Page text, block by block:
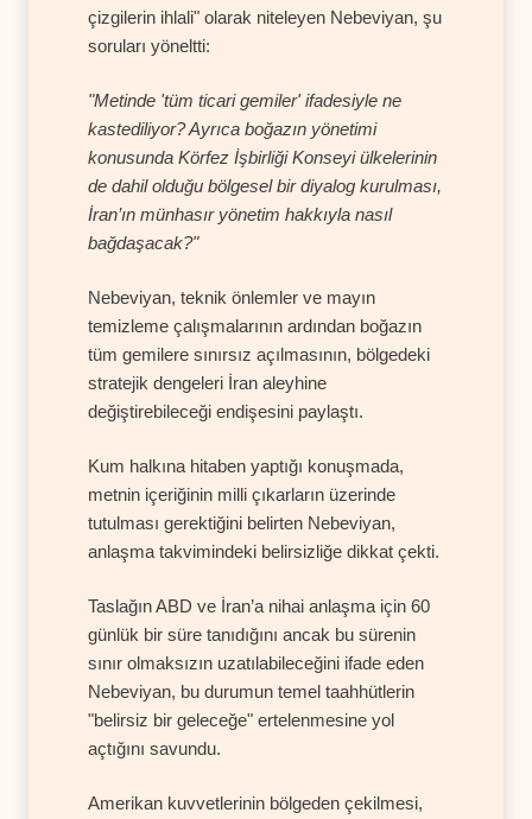
çizgilerin ihlali" olarak niteleyen Nebeviyan, şu
soruları yöneltti:
"Metinde 'tüm ticari gemiler' ifadesiyle ne
kastediliyor? Ayrıca boğazın yönetimi
konusunda Körfez İşbirliği Konseyi ülkelerinin
de dahil olduğu bölgesel bir diyalog kurulması,
İran’ın münhasır yönetim hakkıyla nasıl
bağdaşacak?"
Nebeviyan, teknik önlemler ve mayın
temizleme çalışmalarının ardından boğazın
tüm gemilere sınırsız açılmasının, bölgedeki
stratejik dengeleri İran aleyhine
değiştirebileceği endişesini paylaştı.
Kum halkına hitaben yaptığı konuşmada,
metnin içeriğinin milli çıkarların üzerinde
tutulması gerektiğini belirten Nebeviyan,
anlaşma takvimindeki belirsizliğe dikkat çekti.
Taslağın ABD ve İran’a nihai anlaşma için 60
günlük bir süre tanıdığını ancak bu sürenin
sınır olmaksızın uzatılabileceğini ifade eden
Nebeviyan, bu durumun temel taahhütlerin
"belirsiz bir geleceğe" ertelenmesine yol
açtığını savundu.
Amerikan kuvvetlerinin bölgeden çekilmesi,